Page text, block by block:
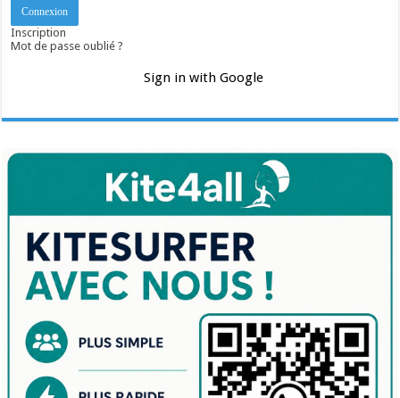
Inscription
Mot de passe oublié ?
Sign in with Google